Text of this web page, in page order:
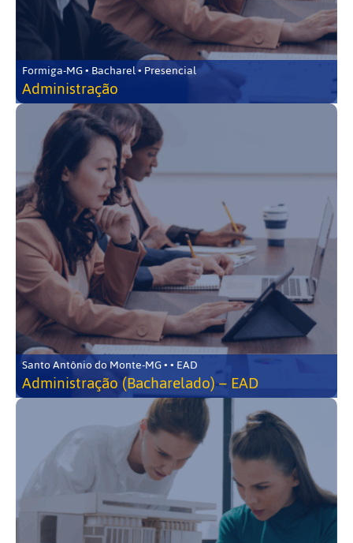
Formiga-MG • Bacharel • Presencial
Administração
Santo Antônio do Monte-MG • • EAD
Administração (Bacharelado) – EAD